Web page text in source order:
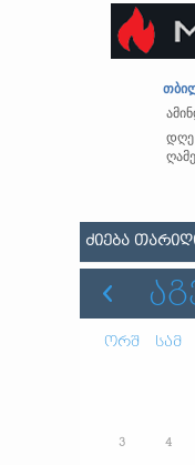
დღე
ღამე
ᲫᲘᲔᲑᲐ
ორშ სამ
3 4